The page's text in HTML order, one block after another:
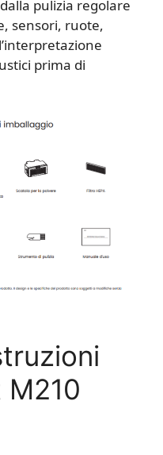
pulizia regolare
sensori, ruote,
prima di